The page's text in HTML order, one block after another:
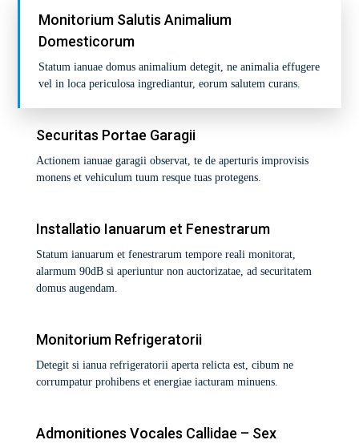
Monitorium Salutis Animalium
Domesticorum
Statum ianuae domus animalium detegit, ne animalia effugere
vel in loca periculosa ingrediantur, eorum salutem curans.
Securitas Portae Garagii
Actionem ianuae garagii observat, te de aperturis improvisis
monens et vehiculum tuum resque tuas protegens.
Installatio Ianuarum et Fenestrarum
Statum ianuarum et fenestrarum tempore reali monitorat,
alarmum 90dB si aperiuntur non auctorizatae, ad securitatem
domus augendam.
Monitorium Refrigeratorii
Detegit si ianua refrigeratorii aperta relicta est, cibum ne
corrumpatur prohibens et energiae iacturam minuens.
Admonitiones Vocales Callidae – Sex